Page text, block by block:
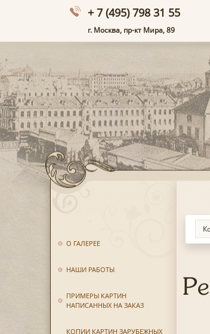
+ 7 (495) 798 31 55
г. Москва, пр-кт Мира, 89
О ГАЛЕРЕЕ
НАШИ РАБОТЫ
ПРИМЕРЫ КАРТИН
НАПИСАННЫХ НА ЗАКАЗ
КОПИИ КАРТИН ЗАРУБЕЖНЫХ